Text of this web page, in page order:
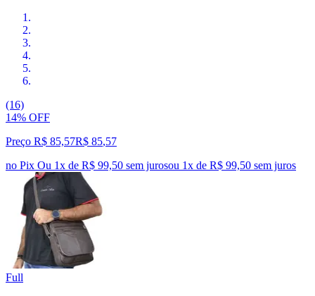
(16)
14% OFF
Preço R$ 85,57R$ 85,57
no Pix Ou 1x de R$ 99,50 sem jurosou 1x de R$ 99,50 sem juros
Full